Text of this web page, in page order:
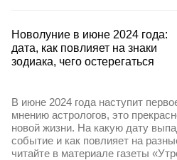
Новолуние в июне 2024 года:
дата, как повлияет на знаки
зодиака, чего остерегаться
В июне 2024 года наступит
мнению астрологов, это
новой жизни. На какую дату
событие и как повлияет на
читайте в материале газеты